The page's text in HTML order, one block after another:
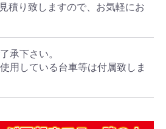
積り致しますので、お気軽にお
承下さい。
用している台車等は付属致しま